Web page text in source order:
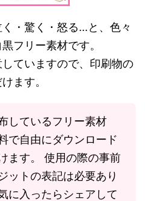
・驚く・怒る…と、色々
フリー素材です。
ていますので、印刷物の
ます。
しているフリー素材
で自由にダウンロード
ます。 使用の際の事前
ットの表記は必要あり
に入ったらシェアして